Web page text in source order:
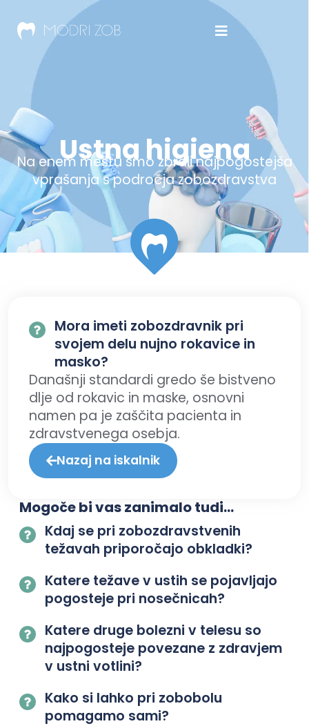
Ustna higiena
Na enem mestu smo zbrali najpogostejša
vprašanja s področja zobozdravstva
Mora imeti zobozdravnik pri
svojem delu nujno rokavice in
masko?
Današnji standardi gredo še bistveno
dlje od rokavic in maske, osnovni
namen pa je zaščita pacienta in
zdravstvenega osebja.
Nazaj na iskalnik
Mogoče bi vas zanimalo tudi...
Kdaj se pri zobozdravstvenih
težavah priporočajo obkladki?
Katere težave v ustih se pojavljajo
pogosteje pri nosečnicah?
Katere druge bolezni v telesu so
najpogosteje povezane z zdravjem
v ustni votlini?
Kako si lahko pri zobobolu
pomagamo sami?